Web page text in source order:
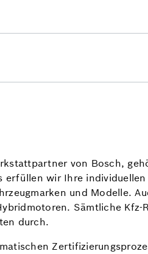
von Bosch,
wir Ihre
und Modelle.
Sämtliche
durch.